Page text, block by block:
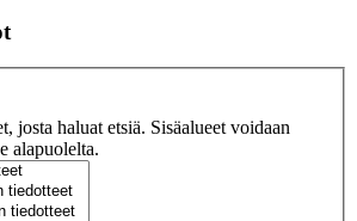
josta haluat etsiä. Sisäalueet voidaan
alapuolelta.